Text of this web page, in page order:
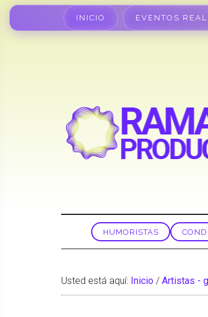
INICIO EVENTOS
HUMORISTAS
Usted está aquí: Inicio / Artistas -